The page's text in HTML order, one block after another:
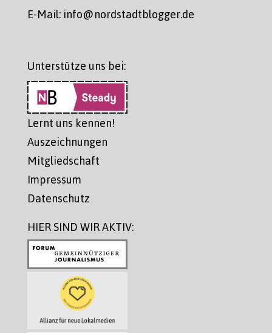
E-Mail: info@nordstadtblogger.de
Unterstütze uns bei:
Lernt uns kennen!
Auszeichnungen
Mitgliedschaft
Impressum
Datenschutz
HIER SIND WIR AKTIV: